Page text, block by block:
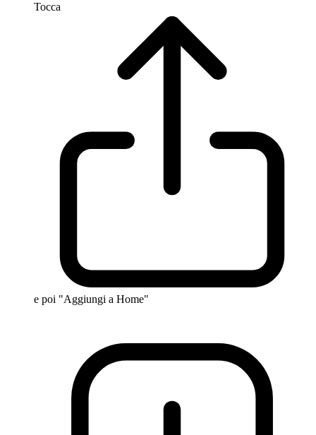
Tocca
e poi "Aggiungi a Home"